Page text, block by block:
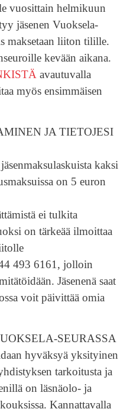
vuosittain helmikuun
jäsenen Vuoksela-
maksetaan liiton tilille.
kevään aikana.
avautuvalla
myös ensimmäisen
JA TIETOJESI
kaksi
on 5 euron
ei tulkita
on tärkeää ilmoittaa
493 6161, jolloin
Jäsenenä saat
voit päivittää omia
SEURASSA
hyväksyä yksityinen
tarkoitusta ja
on läsnäolo- ja
Kannattavalla